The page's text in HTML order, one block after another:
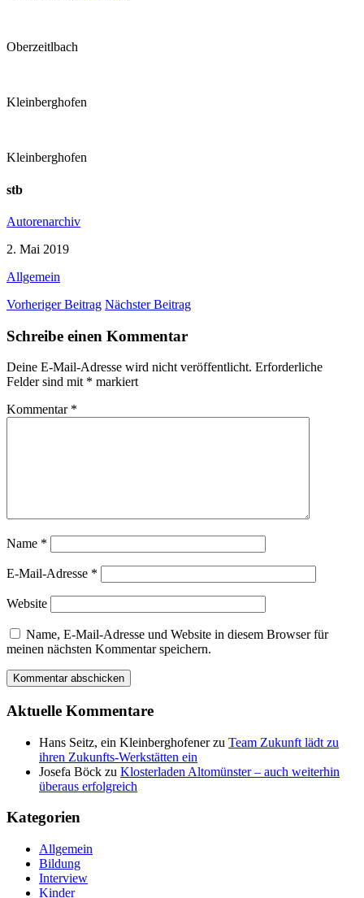
Oberzeitlbach
Kleinberghofen
Kleinberghofen
stb
Autorenarchiv
2. Mai 2019
Allgemein
Vorheriger Beitrag Nächster Beitrag
Schreibe einen Kommentar
Deine E-Mail-Adresse wird nicht veröffentlicht. Erforderliche
Felder sind mit * markiert
Kommentar *
Name *
E-Mail-Adresse *
Website
Name, E-Mail-Adresse und Website in diesem Browser für
meinen nächsten Kommentar speichern.
Aktuelle Kommentare
Hans Seitz, ein Kleinberghofenerzu Team Zukunft lädt zu
ihren Zukunfts-Werkstätten ein
Josefa Böck zu Klosterladen Altomünster – auch weiterhin
überaus erfolgreich
Kategorien
Allgemein
Bildung
Interview
Kinder